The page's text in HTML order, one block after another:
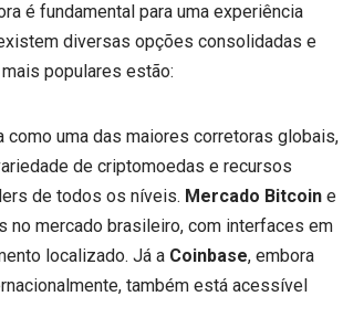
é fundamental para uma experiência
diversas opções consolidadas e
populares estão:
como uma das maiores corretoras globais,
de criptomoedas e recursos
de todos os níveis. Mercado Bitcoin e
no mercado brasileiro, com interfaces em
localizado. Já a Coinbase, embora
também está acessível